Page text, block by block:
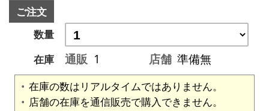
ご注文
数量
在庫
通販 1 店舗 準備無
在庫の数はリアルタイムではありません。
店舗の在庫を通信販売で購入できません。